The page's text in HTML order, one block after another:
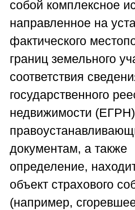
собой комплексное
направленное на
фактического
границ земельного
соответствия
государственного
недвижимости
документам, а также
определение,
объект страхового
(например,